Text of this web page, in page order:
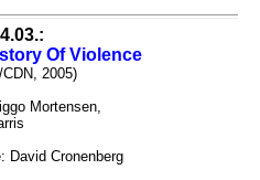
Of Violence
2005)
Mortensen,
David Cronenberg